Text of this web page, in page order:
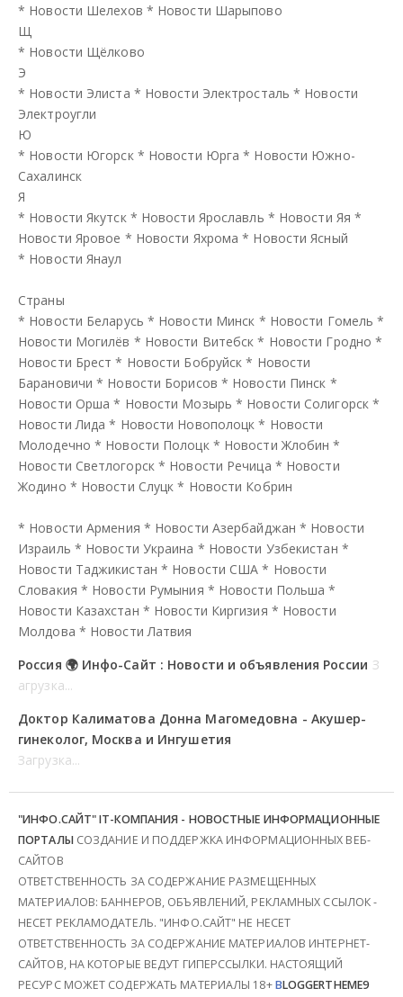
* Новости Шелехов * Новости Шарыпово
Щ
* Новости Щёлково
Э
* Новости Элиста * Новости Электросталь * Новости
Электроугли
Ю
* Новости Югорск * Новости Юрга * Новости Южно-
Сахалинск
Я
* Новости Якутск * Новости Ярославль * Новости Яя *
Новости Яровое * Новости Яхрома * Новости Ясный
* Новости Янаул
Страны
* Новости Беларусь * Новости Минск * Новости Гомель *
Новости Могилёв * Новости Витебск * Новости Гродно *
Новости Брест * Новости Бобруйск * Новости
Барановичи * Новости Борисов * Новости Пинск *
Новости Орша * Новости Мозырь * Новости Солигорск *
Новости Лида * Новости Новополоцк * Новости
Молодечно * Новости Полоцк * Новости Жлобин *
Новости Светлогорск * Новости Речица * Новости
Жодино * Новости Слуцк * Новости Кобрин
* Новости Армения * Новости Азербайджан * Новости
Израиль * Новости Украина * Новости Узбекистан *
Новости Таджикистан * Новости США * Новости
Словакия * Новости Румыния * Новости Польша *
Новости Казахстан * Новости Киргизия * Новости
Молдова * Новости Латвия
Россия 🌍 Инфо-Сайт : Новости и объявления России З
агрузка...
Доктор Калиматова Донна Магомедовна - Акушер-
гинеколог, Москва и Ингушетия
Загрузка...
"ИНФО.САЙТ" IT-КОМПАНИЯ - НОВОСТНЫЕ ИНФОРМАЦИОННЫЕ
ПОРТАЛЫСОЗДАНИЕ И ПОДДЕРЖКА ИНФОРМАЦИОННЫХ ВЕБ-
САЙТОВ
ОТВЕТСТВЕННОСТЬ ЗА СОДЕРЖАНИЕ РАЗМЕЩЕННЫХ
МАТЕРИАЛОВ: БАННЕРОВ, ОБЪЯВЛЕНИЙ, РЕКЛАМНЫХ ССЫЛОК -
НЕСЕТ РЕКЛАМОДАТЕЛЬ. "ИНФО.САЙТ" НЕ НЕСЕТ
ОТВЕТСТВЕННОСТЬ ЗА СОДЕРЖАНИЕ МАТЕРИАЛОВ ИНТЕРНЕТ-
САЙТОВ, НА КОТОРЫЕ ВЕДУТ ГИПЕРССЫЛКИ. НАСТОЯЩИЙ
РЕСУРС МОЖЕТ СОДЕРЖАТЬ МАТЕРИАЛЫ 18+BLOGGERTHEME9